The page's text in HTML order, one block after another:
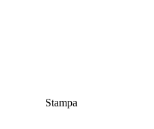
Stampa